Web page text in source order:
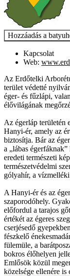
Kapcsolat
Web:
Az Erdőtelki
terület védetté
éger- és fűzlápi,
élővilágának
Az égerláp területén
Hanyi-ér, amely az
biztosítja. Bár az
a „lábas
eredeti természeti
természetvédelmi
gólyahír, a
A Hanyi-ér és az
szaporodóhely.
előfordul a tarajos
értékét az égeres
cserjésedő
fészkelő
fülemüle, a
bokros élőhelyen
Emlősök közül
közelsége ellenére